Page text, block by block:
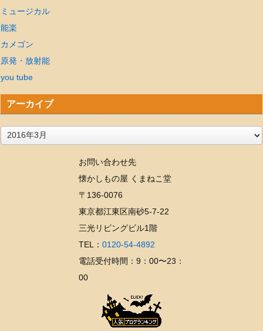
ミュージカル
能楽
カメゴン
原発・放射能
you tube
アーカイブ
ア
お問い合わせ先
懐かしもの屋 くまねこ堂
〒136-0076
東京都江東区南砂5-7-22
三光リビングビル1階
TEL： 0120-54-4892
電話受付時間：9：00〜23：
00